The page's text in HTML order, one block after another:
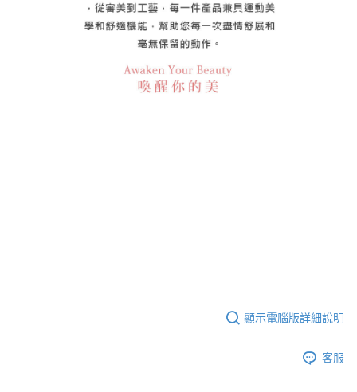
顯示電腦版詳細說明
客服